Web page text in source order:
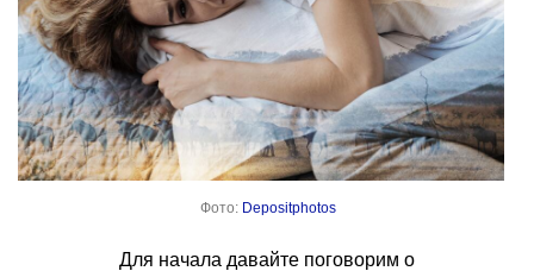
Фото: Depositphotos
Для начала давайте поговорим о